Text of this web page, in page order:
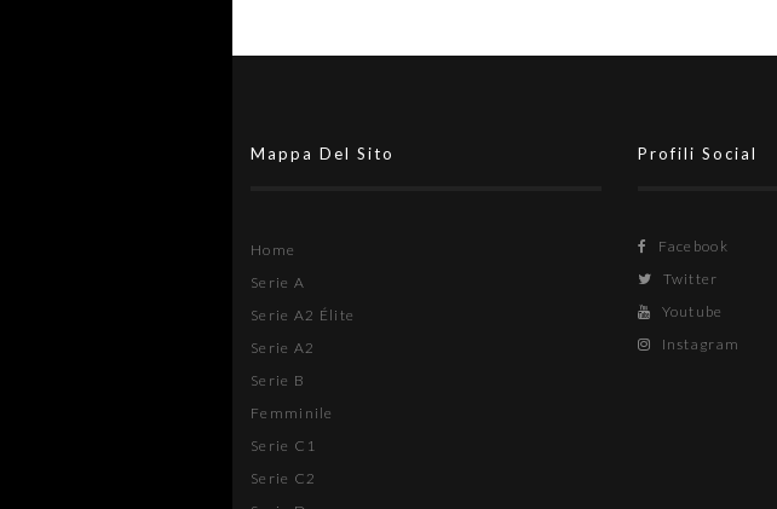
Mappa Del Sito
Home
Serie A
Serie A2 Élite
Serie A2
Serie B
Femminile
Serie C1
Serie C2
Profili Social
Facebook
Twitter
Youtube
Instagram